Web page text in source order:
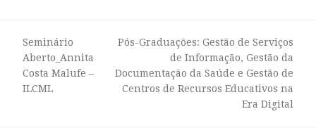
previous
post:
Seminário
Aberto_Annita
Costa Malufe –
ILCML
Pós-Graduações: Gestão de Serviços
de Informação, Gestão da
Documentação da Saúde e Gestão de
Centros de Recursos Educativos na
Era Digital